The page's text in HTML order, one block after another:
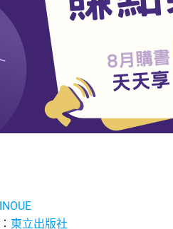
INOUE
東立出版社